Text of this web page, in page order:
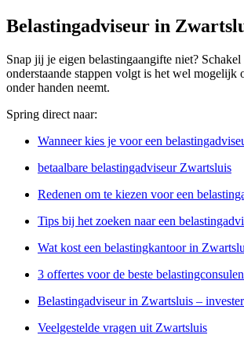
Belastingadviseur in
Snap jij je eigen belastingaangifte niet?
onderstaande stappen volgt is het wel mogelijk
onder handen neemt.
Spring direct naar:
Wanneer kies je voor een
betaalbare belastingadviseur Zwartsluis
Redenen om te kiezen voor een
Tips bij het zoeken naar een
Wat kost een belastingkantoor in
3 offertes voor de beste
Belastingadviseur in Zwartsluis –
Veelgestelde vragen uit Zwartsluis